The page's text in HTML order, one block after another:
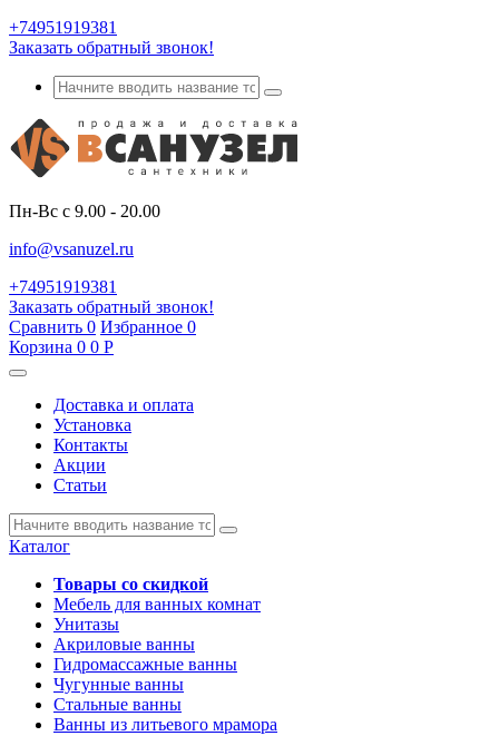
+74951919381
Заказать обратный звонок!
Пн-Вс с 9.00 - 20.00
info@vsanuzel.ru
+74951919381
Заказать обратный звонок!
Сравнить 0 Избранное 0
Корзина 0 0 Р
Доставка и оплата
Установка
Контакты
Акции
Статьи
Каталог
Товары со скидкой
Мебель для ванных комнат
Унитазы
Акриловые ванны
Гидромассажные ванны
Чугунные ванны
Стальные ванны
Ванны из литьевого мрамора